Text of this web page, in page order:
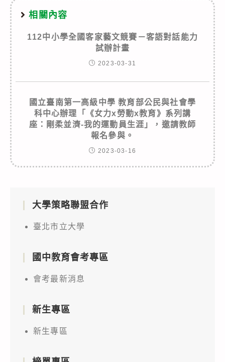
相關內容
112中小學全國客家藝文競賽－客語對話能力
試辦計畫
2023-03-31
國立臺南第一高級中學 教育部公民與社會學
科中心辦理「《女力x勞動x教育》系列講
座：剛柔並濟-我的運動員生涯」，邀請教師
報名參與。
2023-03-16
大學策略聯盟合作
臺北市立大學
國中教育會考專區
會考最新消息
新生專區
新生專區